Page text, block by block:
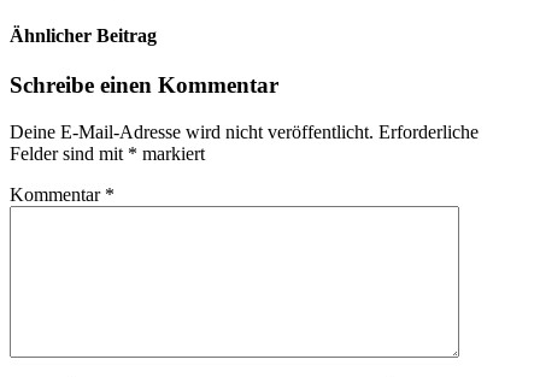
Ähnlicher Beitrag
Schreibe einen Kommentar
Deine E-Mail-Adresse wird nicht veröffentlicht. Erforderliche
Felder sind mit * markiert
Kommentar *